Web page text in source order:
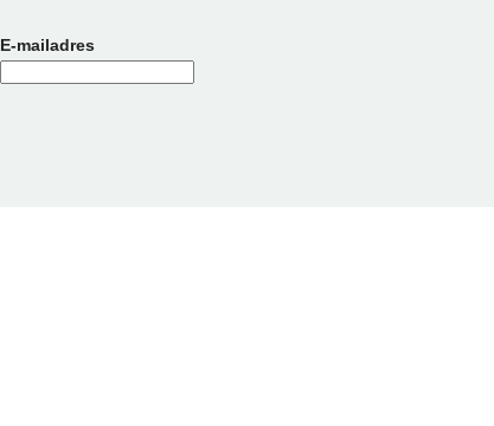
E-mailadres